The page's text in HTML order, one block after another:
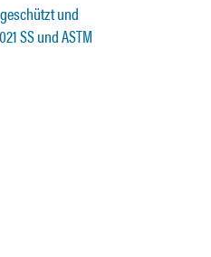
und
SS und ASTM